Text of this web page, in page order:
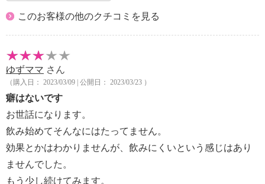
このお客様の他のクチコミを見る
ゆずママ さん
（購入日： 2023/03/09 | 公開日： 2023/03/23 ）
癖はないです
お世話になります。
飲み始めてそんなにはたってません。
効果とかはわかりませんが、飲みにくいという感じはあり
ませんでした。
もう少し続けてみます。